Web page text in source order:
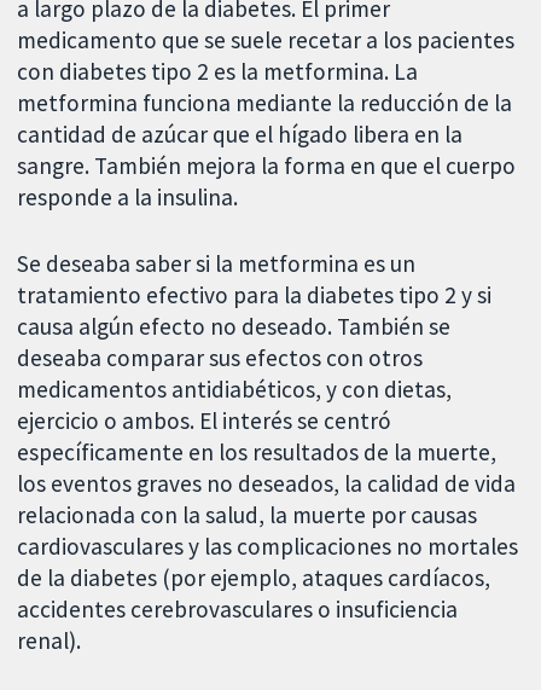
a largo plazo de la diabetes. El primer
medicamento que se suele recetar a los pacientes
con diabetes tipo 2 es la metformina. La
metformina funciona mediante la reducción de la
cantidad de azúcar que el hígado libera en la
sangre. También mejora la forma en que el cuerpo
responde a la insulina.
Se deseaba saber si la metformina es un
tratamiento efectivo para la diabetes tipo 2 y si
causa algún efecto no deseado. También se
deseaba comparar sus efectos con otros
medicamentos antidiabéticos, y con dietas,
ejercicio o ambos. El interés se centró
específicamente en los resultados de la muerte,
los eventos graves no deseados, la calidad de vida
relacionada con la salud, la muerte por causas
cardiovasculares y las complicaciones no mortales
de la diabetes (por ejemplo, ataques cardíacos,
accidentes cerebrovasculares o insuficiencia
renal).